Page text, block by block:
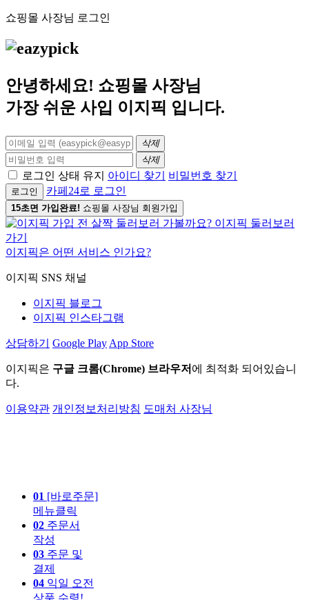
쇼핑몰 사장님 로그인
안녕하세요! 쇼핑몰 사장님
가장 쉬운 사입 이지픽 입니다.
삭제
삭제
로그인 상태 유지 아이디 찾기 비밀번호 찾기
로그인 카페24로 로그인
15초면 가입완료! 쇼핑몰 사장님 회원가입
이지픽은 어떤 서비스 인가요?
이지픽 SNS 채널
이지픽 블로그
이지픽 인스타그램
상담하기 Google Play App Store
이지픽은 구글 크롬(Chrome) 브라우저 에 최적화 되어있습니
다.
이용약관 개인정보처리방침 도매처 사장님
01 [바로주문]
메뉴클릭
02 주문서
작성
03 주문 및
결제
04 익일 오전
상품 수령!